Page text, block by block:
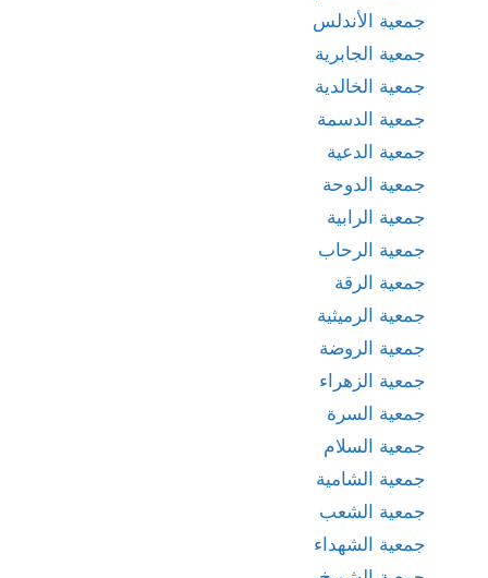
جمعية الأندلس
جمعية الجابرية
جمعية الخالدية
جمعية الدسمة
جمعية الدعية
جمعية الدوحة
جمعية الرابية
جمعية الرحاب
جمعية الرقة
جمعية الرميثية
جمعية الروضة
جمعية الزهراء
جمعية السرة
جمعية السلام
جمعية الشامية
جمعية الشعب
جمعية الشهداء